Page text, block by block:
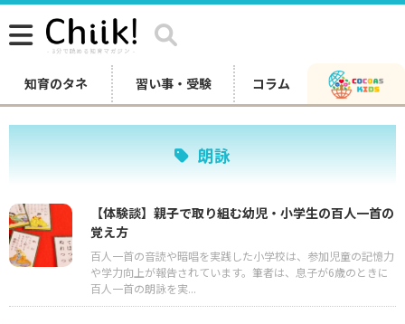
知育のタネ 習い事・受験 コラム
朗詠
【体験談】親子で取り組む幼児・小学生の百人一首の
覚え方
百人一首の音読や暗唱を実践した小学校は、参加児童の記憶力
や学力向上が報告されています。筆者は、息子が6歳のときに
百人一首の朗詠を実...